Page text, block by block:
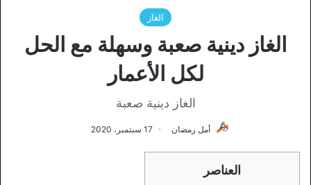
الغاز
الغاز دينية صعبة وسهلة مع الحل
لكل الأعمار
الغاز دينية صعبة
أمل رمضان 17 سبتمبر، 2020
العناصر